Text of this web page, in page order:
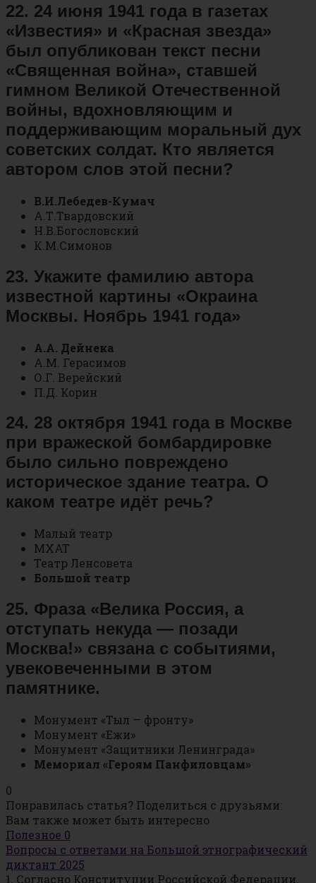
22. 24 июня 1941 года в газетах
«Известия» и «Красная звезда»
был опубликован текст песни
«Священная война», ставшей
гимном Великой Отечественной
войны, вдохновляющим и
поддерживающим моральный дух
советских солдат. Кто является
автором слов этой песни?
В.И.Лебедев-Кумач
А.Т.Твардовский
Н.В.Богословский
К.М.Симонов
23. Укажите фамилию автора
известной картины «Окраина
Москвы. Ноябрь 1941 года»
А.А. Дейнека
А.М. Герасимов
О.Г. Верейский
П.Д. Корин
24. 28 октября 1941 года в Москве
при вражеской бомбардировке
было сильно повреждено
историческое здание театра. О
каком театре идёт речь?
Малый театр
МХАТ
Театр Ленсовета
Большой театр
25. Фраза «Велика Россия, а
отступать некуда — позади
Москва!» связана с событиями,
увековеченными в этом
памятнике.
Монумент «Тыл — фронту»
Монумент «Ежи»
Монумент «Защитники Ленинграда»
Мемориал «Героям Панфиловцам»
0
Понравилась статья? Поделиться с друзьями:
Вам также может быть интересно
Полезное 0
Вопросы с ответами на Большой этнографический
диктант 2025
1. Согласно Конституции Российской Федерации,